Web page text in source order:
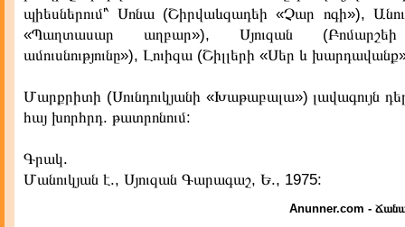
պիեսներում'՝ Սոնա (Շիրվաևզադեի «Չար ոգի»),
«Պաղտասար աղբար»), Սյուզան (Բոմարշեի
ամուսնությունը»), Լուիզա (Շիլլերի «Սեր և
Մարքրիտի (Սունդուկյանի «Խաթաբալա») լավագույն
հայ խորհրդ. թատրոնում:
Գրակ.
Մանուկյան է., Սյուզան Գարագաշ, Ե., 1975:
Anunner.com -